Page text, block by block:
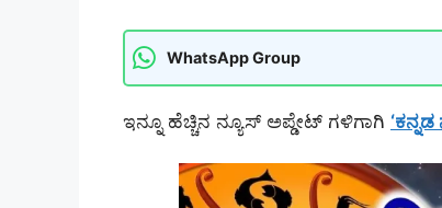
WhatsApp Group
ಇನ್ನೂ ಹೆಚ್ಚಿನ ನ್ಯೂಸ್ ಅಪ್ಡೇಟ್ ಗಳಿಗಾಗಿ